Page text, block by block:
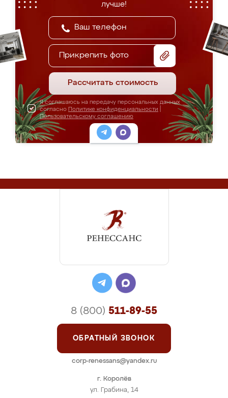
лучше!
Прикрепить фото
Рассчитать стоимость
Я соглашаюсь на передачу персональных данных
согласно Политике конфиденциальности
Пользовательскому соглашению
г. Королёв
ул. Грабина, 14
8 (800) 511-89-55
ОБРАТНЫЙ ЗВОНОК
corp-renessans@yandex.ru